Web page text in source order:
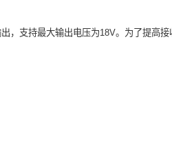
，支持最大输出电压为18V。为了提高接